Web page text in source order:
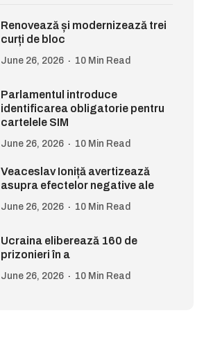
Renovează și modernizează trei
curți de bloc
June 26, 2026 10 Min Read
Parlamentul introduce
identificarea obligatorie pentru
cartelele SIM
June 26, 2026 10 Min Read
Veaceslav Ioniță avertizează
asupra efectelor negative ale
June 26, 2026 10 Min Read
Ucraina eliberează 160 de
prizonieri în a
June 26, 2026 10 Min Read